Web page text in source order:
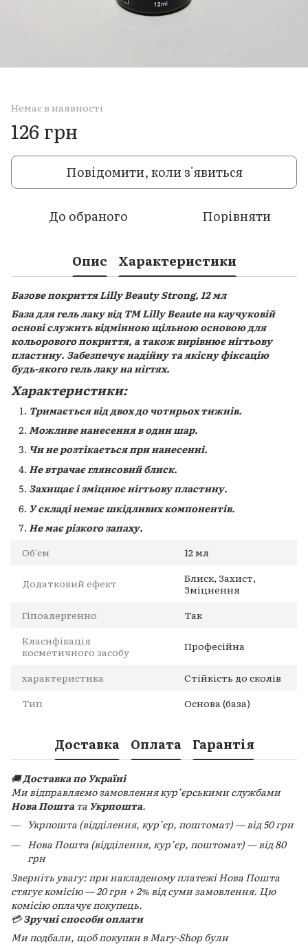
Немає в наявності
126 грн
Повідомити, коли з'явиться
До обраного Порівняти
Опис Характеристики
Базове покриття Lilly Beauty Strong, 12 мл
База для гель лаку від ТМ Lilly Beaute на каучуковій
основі служить відмінною щільною основою для
кольорового покриття, а також вирівнює нігтьову
пластину. Забезпечує надійну та якісну фіксацію
будь-якого гель лаку на нігтях.
Характеристики:
Тримається від двох до чотирьох тижнів.
Можливе нанесення в один шар.
Чи не розтікається при нанесенні.
Не втрачає глянсовий блиск.
Захищає і зміцнює нігтьову пластину.
У складі немає шкідливих компонентів.
Не має різкого запаху.
Об'єм
12 мл
Додатковий ефект
Блиск, Захист,
Зміцнення
Гіпоалергенно
Так
Класифікація
косметичного засобу
Професійна
характеристика
Стійкість до сколів
Тип
Основа (база)
Доставка Оплата Гарантія
🚚Доставка по Україні
Ми відправляємо замовлення кур’єрськими службами
Нова Поштата Укрпошта.
Укрпошта (відділення, кур’єр, поштомат) — від 50 грн
Нова Пошта (відділення, кур’єр, поштомат) — від 80
грн
Зверніть увагу: при накладеному платежі Нова Пошта
стягує комісію — 20 грн + 2% від суми замовлення. Цю
комісію оплачує покупець.
💳Зручні способи оплати
Ми подбали, щоб покупки в Mary-Shop були